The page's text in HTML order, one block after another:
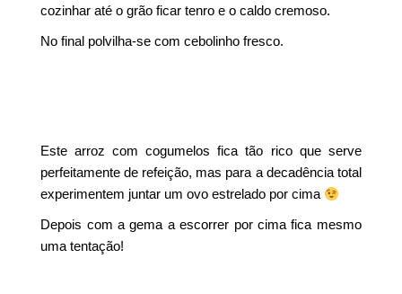
cozinhar até o grão ficar tenro e o caldo cremoso.
No final polvilha-se com cebolinho fresco.
Este arroz com cogumelos fica tão rico que serve
perfeitamente de refeição, mas para a decadência total
experimentem juntar um ovo estrelado por cima
Depois com a gema a escorrer por cima fica mesmo
uma tentação!